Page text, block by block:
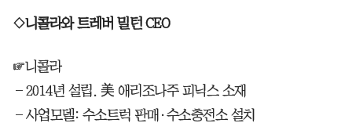
◇니콜라와 트레버 밀턴 CEO
☞니콜라
―2014년 설립. 美 애리조나주 피닉스 소재
―사업모델: 수소트럭 판매·수소충전소 설치